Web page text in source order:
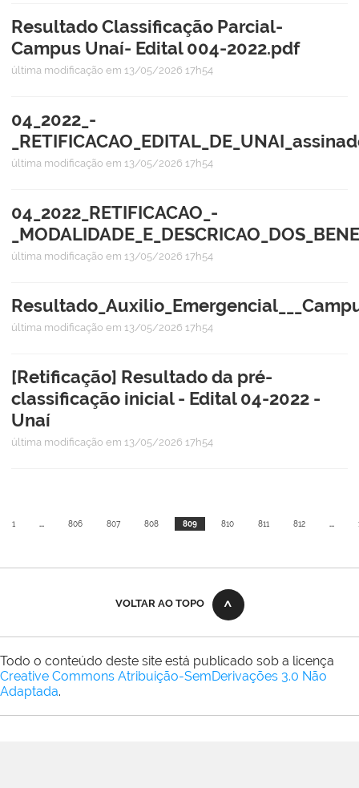
Resultado Classificação Parcial-
Campus Unaí- Edital 004-2022.pdf
última modificação em 13/05/2026 17h54
04_2022_-
última modificação em 13/05/2026 17h54
04_2022_RETIFICACAO_-
última modificação em 13/05/2026 17h54
última modificação em 13/05/2026 17h54
[Retificação] Resultado da pré-
classificação inicial - Edital 04-2022 -
Unaí
última modificação em 13/05/2026 17h54
1 ... 806 807 808 809 810 811 812 ...
VOLTAR AO TOPO
Todo o conteúdo deste site está publicado sob a licença
Creative Commons Atribuição-SemDerivações 3.0 Não
Adaptada.